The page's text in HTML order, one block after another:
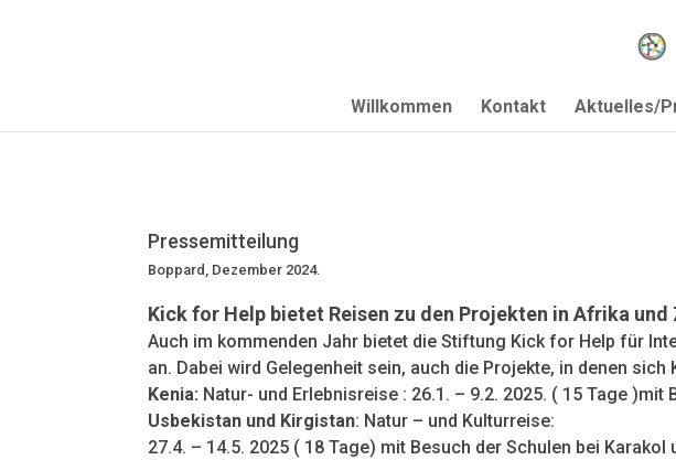
Willkommen Kontakt Aktuelles/
Pressemitteilung
Boppard, Dezember 2024.
Kick for Help bietet Reisen zu den Projekten in Afrika und
Auch im kommenden Jahr bietet die Stiftung Kick for Help für
an. Dabei wird Gelegenheit sein, auch die Projekte, in denen
Kenia: Natur- und Erlebnisreise : 26.1. – 9.2. 2025. ( 15 Tage
Usbekistan und Kirgistan: Natur – und Kulturreise:
27.4. – 14.5. 2025 ( 18 Tage) mit Besuch der Schulen bei